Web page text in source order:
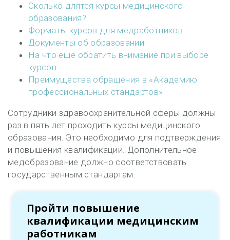
Сколько длятся курсы медицинского
образования?
Форматы курсов для медработников
Документы об образовании
На что еще обратить внимание при выборе
курсов
Преимущества обращения в «Академию
профессиональных стандартов»
Сотрудники здравоохранительной сферы должны
раз в пять лет проходить курсы медицинского
образования. Это необходимо для подтверждения
и повышения квалификации. Дополнительное
медобразование должно соответствовать
государственным стандартам.